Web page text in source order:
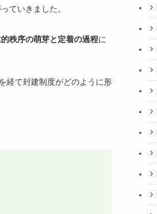
ていきました。
秩序の萌芽と定着の過程に
経て封建制度がどのように形